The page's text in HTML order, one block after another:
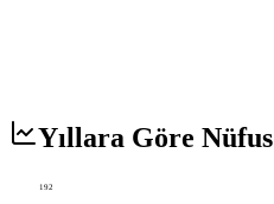
Yıllara Göre Nüfus
192